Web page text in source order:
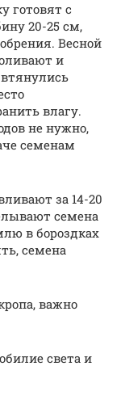
готовят с
20-25 см,
Весной
и
влагу.
не нужно,
семенам
за 14-20
семена
в бороздках
семена
важно
света и